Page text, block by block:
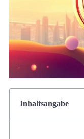
Inhaltsangabe